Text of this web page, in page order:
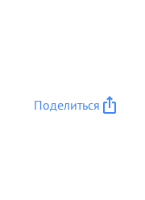
Поделиться